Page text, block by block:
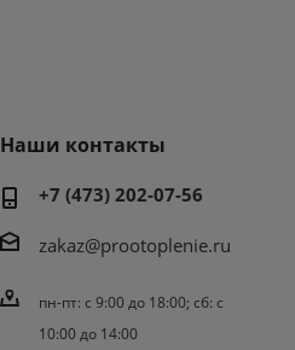
Наши контакты
+7 (473) 202-07-56
zakaz@prootoplenie.ru
пн-пт: c 9:00 до 18:00; сб: с
10:00 до 14:00